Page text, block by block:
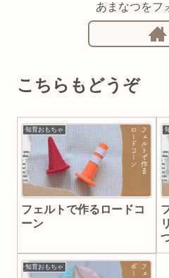
あまなつをフ
こちらもどうぞ
知育おもちゃ
フェルトで作るロードコ
ーン
知育おもちゃ